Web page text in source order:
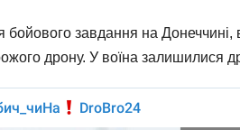
бойового завдання на
дрону. У воїна залишилися